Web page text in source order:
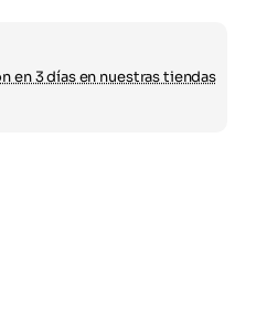
en 3 días en nuestras tiendas